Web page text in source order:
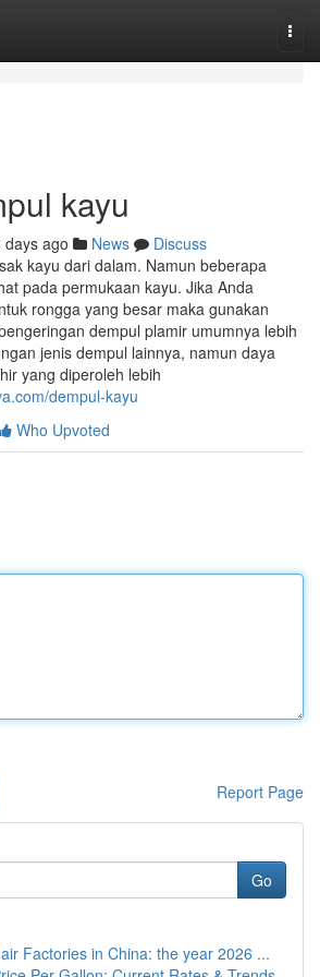
kayu
days ago News
Discuss
kayu dari dalam. Namun beberapa
pada permukaan kayu. Jika Anda
rongga yang besar maka gunakan
dempul plamir umumnya lebih
jenis dempul lainnya, namun daya
yang diperoleh lebih
dempul-kayu
Who Upvoted
Report Page
Go
Factories in China: the year 2026 ...